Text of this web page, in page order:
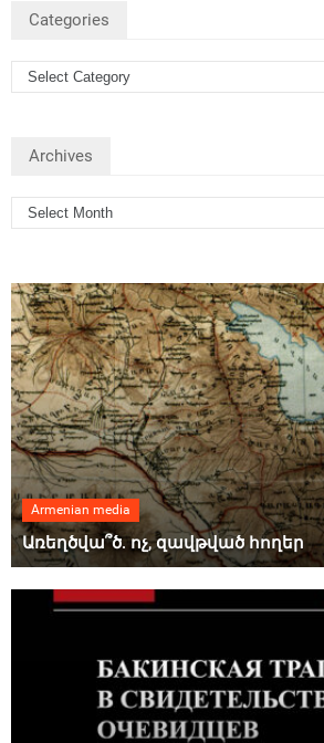
Categories
Archives
Armenian media
Առեղծվա՞ծ. ոչ, զավթված հողեր